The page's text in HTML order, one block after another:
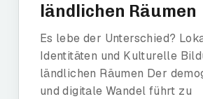
ländlichen Räumen
Es lebe der Unterschied?
Identitäten und Kulturelle
ländlichen Räumen Der
und digitale Wandel führt zu